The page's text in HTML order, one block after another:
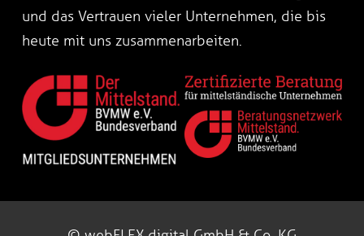
und das Vertrauen vieler Unternehmen, die bis
heute mit uns zusammenarbeiten.